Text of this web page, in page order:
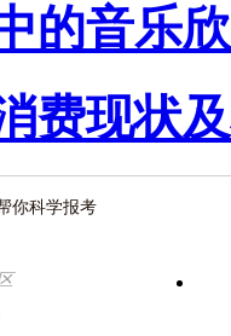
的音乐
费现状
你科学报考